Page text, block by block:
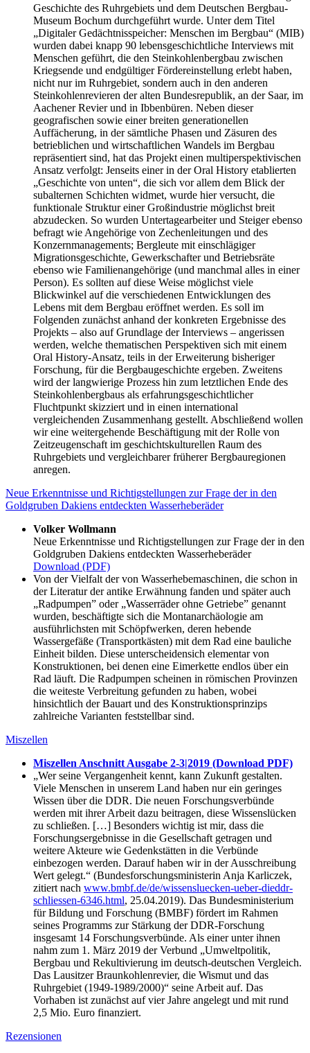
Geschichte des Ruhrgebiets und dem Deutschen Bergbau-
Museum Bochum durchgeführt wurde. Unter dem Titel
„Digitaler Gedächtnisspeicher: Menschen im Bergbau“ (MIB)
wurden dabei knapp 90 lebensgeschichtliche Interviews mit
Menschen geführt, die den Steinkohlenbergbau zwischen
Kriegsende und endgültiger Fördereinstellung erlebt haben,
nicht nur im Ruhrgebiet, sondern auch in den anderen
Steinkohlenrevieren der alten Bundesrepublik, an der Saar, im
Aachener Revier und in Ibbenbüren. Neben dieser
geografischen sowie einer breiten generationellen
Auffächerung, in der sämtliche Phasen und Zäsuren des
betrieblichen und wirtschaftlichen Wandels im Bergbau
repräsentiert sind, hat das Projekt einen multiperspektivischen
Ansatz verfolgt: Jenseits einer in der Oral History etablierten
„Geschichte von unten“, die sich vor allem dem Blick der
subalternen Schichten widmet, wurde hier versucht, die
funktionale Struktur einer Großindustrie möglichst breit
abzudecken. So wurden Untertagearbeiter und Steiger ebenso
befragt wie Angehörige von Zechenleitungen und des
Konzernmanagements; Bergleute mit einschlägiger
Migrationsgeschichte, Gewerkschafter und Betriebsräte
ebenso wie Familienangehörige (und manchmal alles in einer
Person). Es sollten auf diese Weise möglichst viele
Blickwinkel auf die verschiedenen Entwicklungen des
Lebens mit dem Bergbau eröffnet werden. Es soll im
Folgenden zunächst anhand der konkreten Ergebnisse des
Projekts – also auf Grundlage der Interviews – angerissen
werden, welche thematischen Perspektiven sich mit einem
Oral History-Ansatz, teils in der Erweiterung bisheriger
Forschung, für die Bergbaugeschichte ergeben. Zweitens
wird der langwierige Prozess hin zum letztlichen Ende des
Steinkohlenbergbaus als erfahrungsgeschichtlicher
Fluchtpunkt skizziert und in einen international
vergleichenden Zusammenhang gestellt. Abschließend wollen
wir eine weitergehende Beschäftigung mit der Rolle von
Zeitzeugenschaft im geschichtskulturellen Raum des
Ruhrgebiets und vergleichbarer früherer Bergbauregionen
anregen.
Neue Erkenntnisse und Richtigstellungen zur Frage der in den
Goldgruben Dakiens entdeckten Wasserheberäder
Volker Wollmann
Neue Erkenntnisse und Richtigstellungen zur Frage der in den
Goldgruben Dakiens entdeckten Wasserheberäder
Download (PDF)
Von der Vielfalt der von Wasserhebemaschinen, die schon in
der Literatur der antike Erwähnung fanden und später auch
„Radpumpen” oder „Wasserräder ohne Getriebe” genannt
wurden, beschäftigte sich die Montanarchäologie am
ausführlichsten mit Schöpfwerken, deren hebende
Wassergefäße (Transportkästen) mit dem Rad eine bauliche
Einheit bilden. Diese unterscheidensich elementar von
Konstruktionen, bei denen eine Eimerkette endlos über ein
Rad läuft. Die Radpumpen scheinen in römischen Provinzen
die weiteste Verbreitung gefunden zu haben, wobei
hinsichtlich der Bauart und des Konstruktionsprinzips
zahlreiche Varianten feststellbar sind.
Miszellen
Miszellen Anschnitt Ausgabe 2-3|2019 (Download PDF)
„Wer seine Vergangenheit kennt, kann Zukunft gestalten.
Viele Menschen in unserem Land haben nur ein geringes
Wissen über die DDR. Die neuen Forschungsverbünde
werden mit ihrer Arbeit dazu beitragen, diese Wissenslücken
zu schließen. […] Besonders wichtig ist mir, dass die
Forschungsergebnisse in die Gesellschaft getragen und
weitere Akteure wie Gedenkstätten in die Verbünde
einbezogen werden. Darauf haben wir in der Ausschreibung
Wert gelegt.“ (Bundesforschungsministerin Anja Karliczek,
zitiert nach www.bmbf.de/de/wissensluecken-ueber-dieddr-
schliessen-6346.html, 25.04.2019). Das Bundesministerium
für Bildung und Forschung (BMBF) fördert im Rahmen
seines Programms zur Stärkung der DDR-Forschung
insgesamt 14 Forschungsverbünde. Als einer unter ihnen
nahm zum 1. März 2019 der Verbund „Umweltpolitik,
Bergbau und Rekultivierung im deutsch-deutschen Vergleich.
Das Lausitzer Braunkohlenrevier, die Wismut und das
Ruhrgebiet (1949-1989/2000)“ seine Arbeit auf. Das
Vorhaben ist zunächst auf vier Jahre angelegt und mit rund
2,5 Mio. Euro finanziert.
Rezensionen